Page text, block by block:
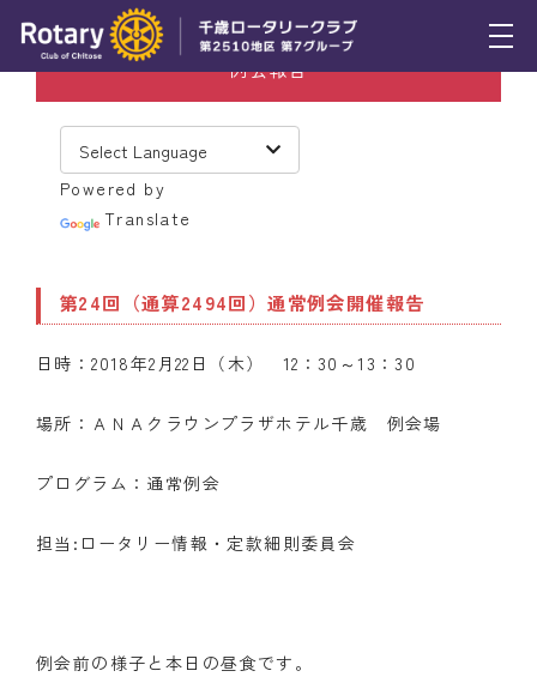
トピックス
例会報告
スケジュール
年間プログラム
木曜会
組織図
クラブのあゆみ
例会報告
Powered by
Translate
第24回（通算2494回）通常例会開催報告
日時：2018年2月22日（木） 12：30～13：30
場所：ＡＮＡクラウンプラザホテル千歳 例会場
プログラム：通常例会
担当:ロータリー情報・定款細則委員会
例会前の様子と本日の昼食です。